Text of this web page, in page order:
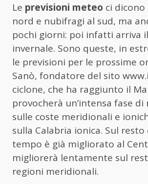
Le previsioni meteo ci
nord e nubifragi al sud, ma
pochi giorni: poi infatti arriva
invernale. Sono queste, in
le previsioni per le prossime
Sanò, fondatore del sito
ciclone, che ha raggiunto il
provocherà un’intensa fase
sulle coste meridionali e
sulla Calabria ionica. Sul resto
tempo è già migliorato al
migliorerà lentamente sul
regioni meridionali.